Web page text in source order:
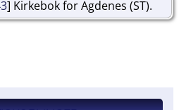
] Kirkebok for Agdenes (ST).